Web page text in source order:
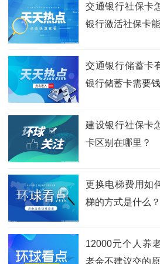
交通银行社保卡
银行激活社保卡
交通银行储蓄卡
银行储蓄卡需要
建设银行社保卡
卡区别在哪里？
更换电梯费用如
梯的方式是什么？
12000元个人养
老金不建议交的